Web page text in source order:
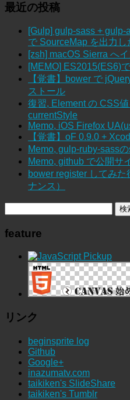
最近の投稿
[Gulp] gulp-sass +
で SourceMap を出力し
[zsh] macOS Sierra へ
[MEMO] ES2015(ES6)
【覚書】bower で
ストール
復習, Element の CSS
currentStyle
Memo, iOS Firefox
【覚書】oF 0.9.0 +
Memo, gulp-ruby-sass
Memo, github で公開サ
bower register してみ
ナンス）
feature
リンク
beginsprite log
Github
Google+
inazumatv.com
taikiken's SlideShare
taikiken's Tumblr